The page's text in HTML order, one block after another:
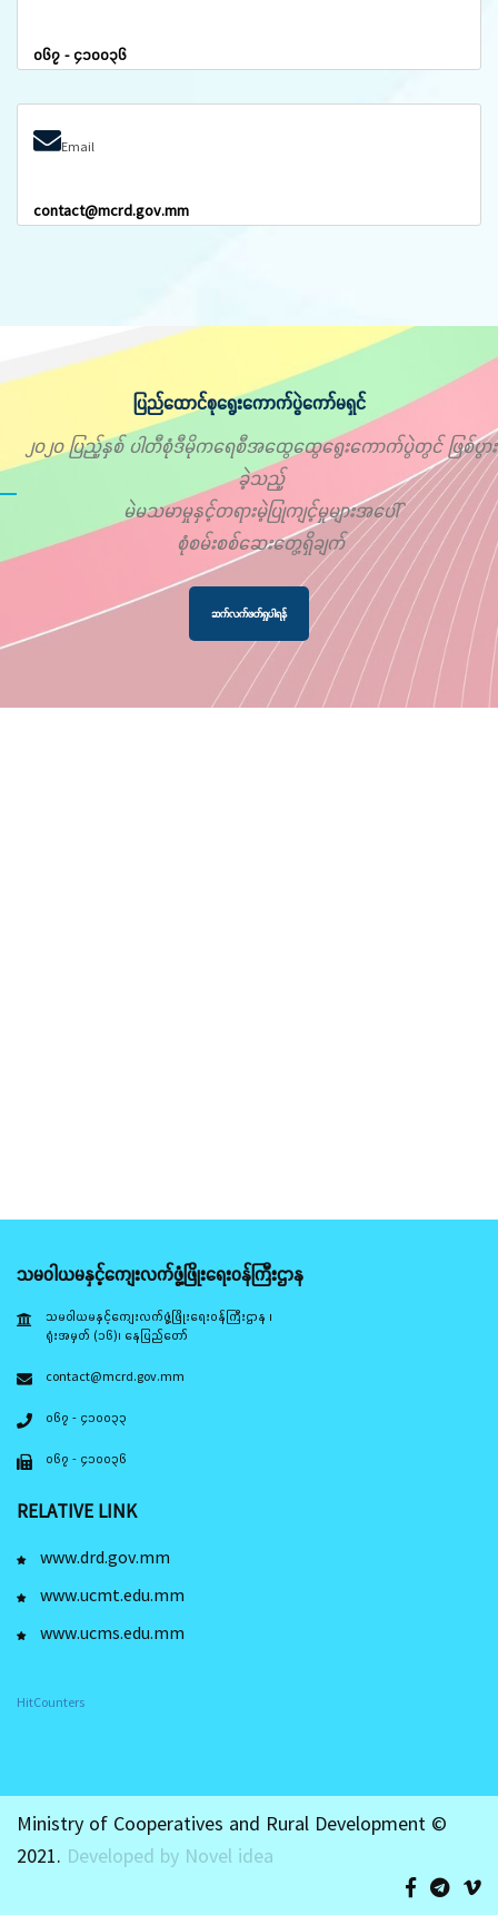
၀၆၇ - ၄၁၀၀၃၆
Email
contact@mcrd.gov.mm
ပြည်ထောင်စုရွေးကောက်ပွဲကော်မရှင်
၂၀၂၀ ပြည့်နှစ် ပါတီစုံဒီမိုကရေစီအထွေထွေရွေးကောက်ပွဲတွင် ဖြစ်ပွား
ခဲ့သည့်
မဲမသမာမှုနှင့်တရားမဲ့ပြုကျင့်မှုများအပေါ်
စုံစမ်းစစ်ဆေးတွေ့ရှိချက်
ဆက်လက်ဖတ်ရှုပါရန်
သမဝါယမနှင့်ကျေးလက်ဖွံ့ဖြိုးရေးဝန်ကြီးဌာန
သမဝါယမနှင့်ကျေးလက်ဖွံ့ဖြိုးရေးဝန်ကြီးဌာန ၊
ရုံးအမှတ် (၁၆)၊ နေပြည်တော်
contact@mcrd.gov.mm
၀၆၇ - ၄၁၀၀၃၃
၀၆၇ - ၄၁၀၀၃၆
RELATIVE LINK
www.drd.gov.mm
www.ucmt.edu.mm
www.ucms.edu.mm
HitCounters
Ministry of Cooperatives and Rural Development ©
2021. Developed by Novel idea